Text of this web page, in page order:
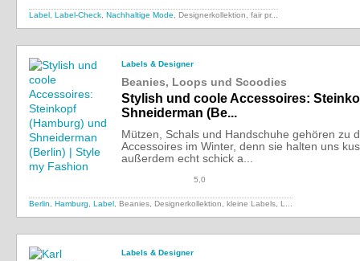
Label Label-Check Nachhaltige Mode , Designerkollektion, fair pr...
Labels & Designer
Beanies, Loops und Scoodies
Stylish und coole Accessoires:
Shneiderman (Be...
Mützen, Schals und Handschuhe gehören zu
Accessoires im Winter, denn sie halten uns
außerdem echt schick a...
5,0
Berlin Hamburg Label , Beanies, Designerkollektion, kleine Labels, L...
Labels & Designer